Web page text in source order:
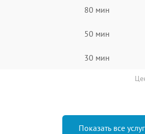
80 мин
50 мин
30 мин
Показать все